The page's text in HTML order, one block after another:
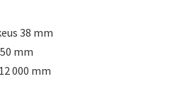
38 mm
mm
000 mm